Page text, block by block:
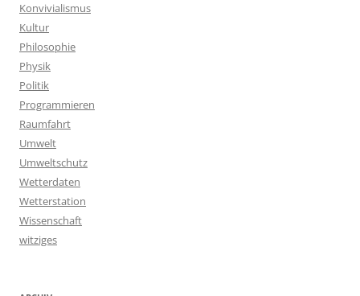
Konvivialismus
Kultur
Philosophie
Physik
Politik
Programmieren
Raumfahrt
Umwelt
Umweltschutz
Wetterdaten
Wetterstation
Wissenschaft
witziges